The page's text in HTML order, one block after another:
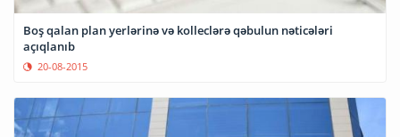
Boş qalan plan yerlərinə və kolleclərə qəbulun nəticələri
açıqlanıb
20-08-2015